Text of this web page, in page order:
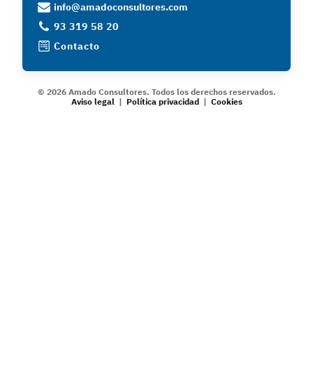
info@amadoconsultores.com
93 319 58 20
Contacto
© 2026Amado Consultores. Todos los derechos reservados.
Aviso legal | Política privacidad| Cookies